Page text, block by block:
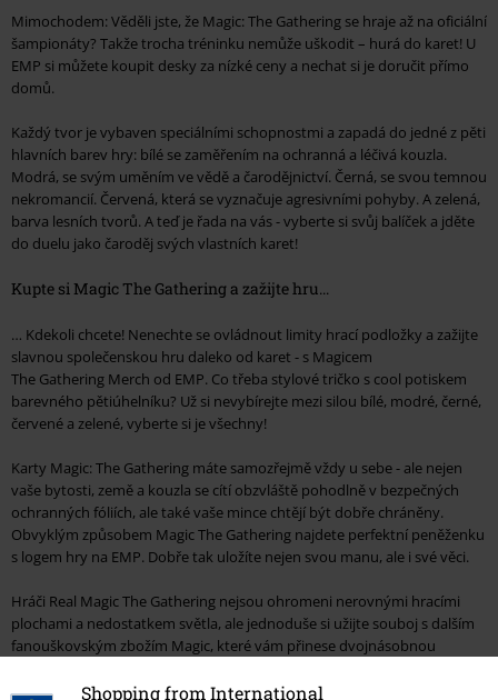
Shopping from International
Mimochodem: Věděli jste, že Magic: The Gathering se hraje až na oficiální
šampionáty? Takže trocha tréninku nemůže uškodit – hurá do karet! U
EMP si můžete koupit desky za nízké ceny a nechat si je doručit přímo
domů.
Každý tvor je vybaven speciálními schopnostmi a zapadá do jedné z pěti
hlavních barev hry: bílé se zaměřením na ochranná a léčivá kouzla.
Modrá, se svým uměním ve vědě a čarodějnictví. Černá, se svou temnou
nekromancií. Červená, která se vyznačuje agresivními pohyby. A zelená,
barva lesních tvorů. A teď je řada na vás - vyberte si svůj balíček a jděte
do duelu jako čaroděj svých vlastních karet!
Kupte si Magic The Gathering a zažijte hru...
… Kdekoli chcete! Nenechte se ovládnout limity hrací podložky a zažijte
slavnou společenskou hru daleko od karet - s Magicem
The Gathering Merch od EMP. Co třeba stylové tričko s cool potiskem
barevného pětiúhelníku? Už si nevybírejte mezi silou bílé, modré, černé,
červené a zelené, vyberte si je všechny!
Karty Magic: The Gathering máte samozřejmě vždy u sebe - ale nejen
vaše bytosti, země a kouzla se cítí obzvláště pohodlně v bezpečných
ochranných fóliích, ale také vaše mince chtějí být dobře chráněny.
Obvyklým způsobem Magic The Gathering najdete perfektní peněženku
s logem hry na EMP. Dobře tak uložíte nejen svou manu, ale i své věci.
Hráči Real Magic The Gathering nejsou ohromeni nerovnými hracími
plochami a nedostatkem světla, ale jednoduše si užijte souboj s dalším
fanouškovským zbožím Magic, které vám přinese dvojnásobnou
bezútěšnou bezbarvou? Pak už nečekejte, až vám váš balíček dá